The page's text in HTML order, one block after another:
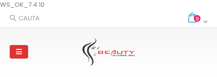
WS_OK_7.4.10
CAUTA
0